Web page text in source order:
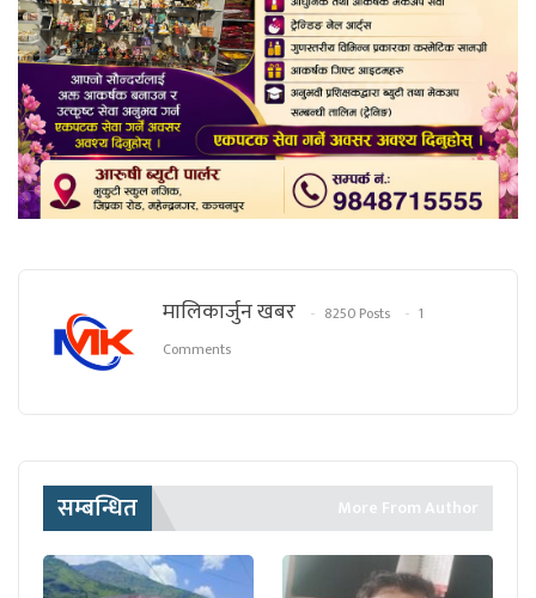
मालिकार्जुन खबर 8250 Posts
1
Comments
सम्बन्धित More From Author